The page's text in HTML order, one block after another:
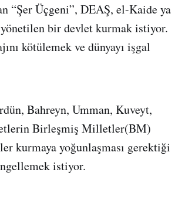
“Şer Üçgeni”, DEAŞ, el-Kaide ya
bir devlet kurmak istiyor.
kötülemek ve dünyayı işgal
Bahreyn, Umman, Kuveyt,
Birleşmiş Milletler(BM)
kurmaya yoğunlaşması gerektiği
istiyor.